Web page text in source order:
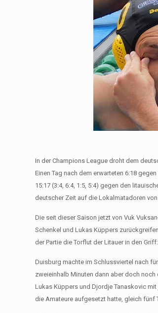
In der Champions League droht dem
Einen Tag nach dem erwarteten 6:18
15:17 (3:4, 6:4, 1:5, 5:4) gegen den
deutscher Zeit auf die Lokalmatadoren von
Die seit dieser Saison jetzt von Vuk
Schenkel und Lukas Küppers
der Partie die Torflut der Litauer in den
Duisburg machte im Schlussviertel nach
zweieinhalb Minuten dann aber doch
Lukas Küppers und Djordje Tanaskovic
die Amateure aufgesetzt hatte, gleich fünf